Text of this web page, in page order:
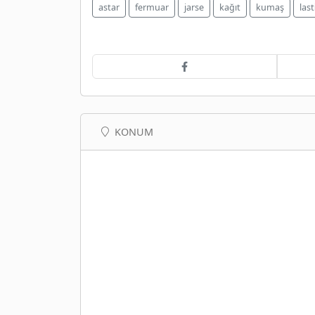
astar fermuar jarse kağıt kumaş
KONUM